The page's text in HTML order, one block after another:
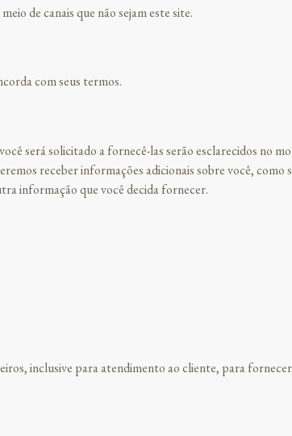
de canais que não sejam este site.
com seus termos.
será solicitado a fornecê-las serão esclarecidos no
receber informações adicionais sobre você, como
informação que você decida fornecer.
inclusive para atendimento ao cliente, para